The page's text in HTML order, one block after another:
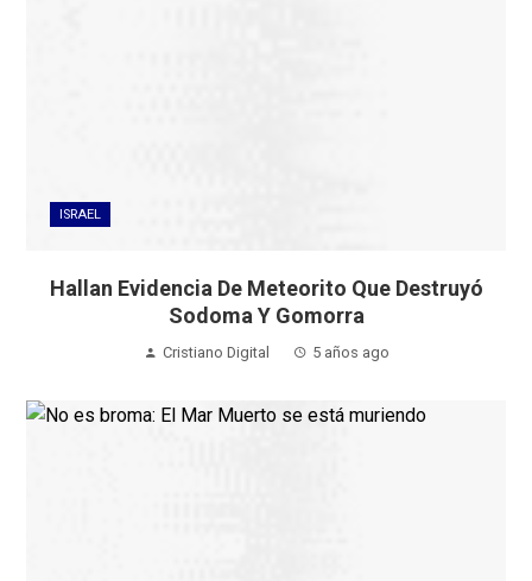
ISRAEL
Hallan Evidencia De Meteorito Que Destruyó
Sodoma Y Gomorra
Cristiano Digital 5 años ago